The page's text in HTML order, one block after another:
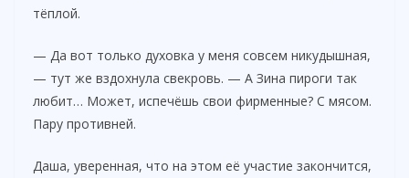
тёплой.
— Да вот только духовка у меня совсем никудышная,
— тут же вздохнула свекровь. — А Зина пироги так
любит… Может, испечёшь свои фирменные? С мясом.
Пару противней.
Даша, уверенная, что на этом её участие закончится,